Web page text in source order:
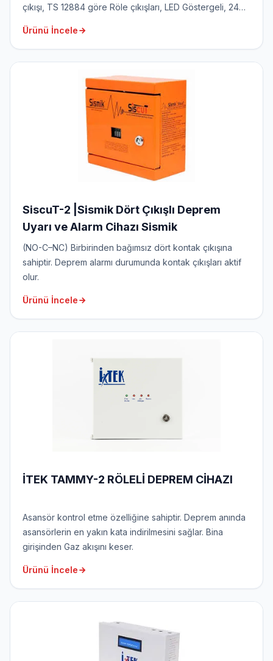
çıkışı, TS 12884 göre Röle çıkışları, LED Göstergeli, 24
Yangın Sensör girişi, Acil stop buton girişi,
Ürünü İncele
SiscuT-2 |Sismik Dört Çıkışlı Deprem
Uyarı ve Alarm Cihazı Sismik
(NO-C–NC) Birbirinden bağımsız dört kontak çıkışına
sahiptir. Deprem alarmı durumunda kontak çıkışları aktif
olur.
Ürünü İncele
İTEK TAMMY-2 RÖLELİ DEPREM CİHAZI
Asansör kontrol etme özelliğine sahiptir. Deprem anında
asansörlerin en yakın kata indirilmesini sağlar. Bina
girişinden Gaz akışını keser.
Ürünü İncele